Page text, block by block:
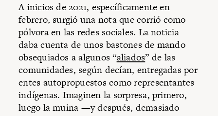
A inicios de 2021, específicamente en
febrero, surgió una nota que corrió como
pólvora en las redes sociales. La noticia
daba cuenta de unos bastones de mando
obsequiados a algunos “aliados” de las
comunidades, según decían, entregadas por
entes autopropuestos como representantes
indígenas. Imaginen la sorpresa, primero,
luego la muina —y después, demasiado